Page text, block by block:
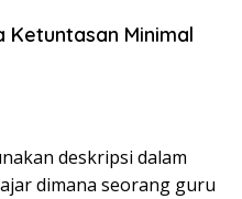
Ketuntasan Minimal
deskripsi dalam
dimana seorang guru